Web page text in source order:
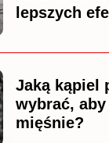
lepszych
Jaką kąpiel
wybrać,
mięśnie?